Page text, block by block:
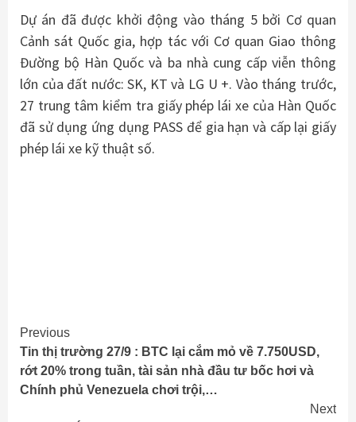
Dự án đã được khởi động vào tháng 5 bởi Cơ quan
Cảnh sát Quốc gia, hợp tác với Cơ quan Giao thông
Đường bộ Hàn Quốc và ba nhà cung cấp viễn thông
lớn của đất nước: SK, KT và LG U +. Vào tháng trước,
27 trung tâm kiểm tra giấy phép lái xe của Hàn Quốc
đã sử dụng ứng dụng PASS để gia hạn và cấp lại giấy
phép lái xe kỹ thuật số.
Continue
Reading
Previous
Tin thị trường 27/9 : BTC lại cắm mỏ về 7.750USD,
rớt 20% trong tuần, tài sản nhà đầu tư bốc hơi và
Chính phủ Venezuela chơi trội,…
Next